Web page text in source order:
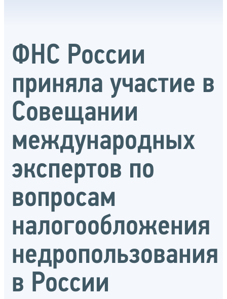
ФНС России
приняла участие в
Совещании
международных
экспертов по
вопросам
налогообложения
недропользования
в России